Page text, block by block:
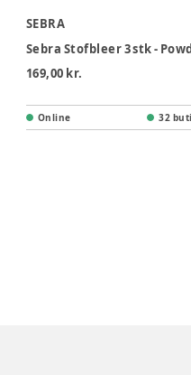
SEBRA
169,00 kr.
Online 32